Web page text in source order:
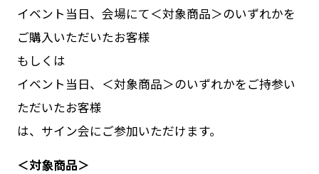
イベント当日、会場にて＜対象商品＞のいずれかを
ご購入いただいたお客様
もしくは
イベント当日、＜対象商品＞のいずれかをご持参い
ただいたお客様
は、サイン会にご参加いただけます。
＜対象商品＞